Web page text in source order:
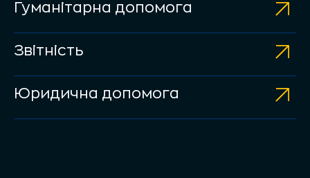
Гуманітарна допомога
Звітність
Юридична допомога